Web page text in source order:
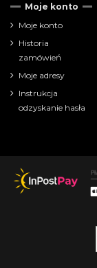
Cena
zł
farbki
Moje konto
Moje konto
Historia
zamówień
Moje adresy
Instrukcja
odzyskanie hasła